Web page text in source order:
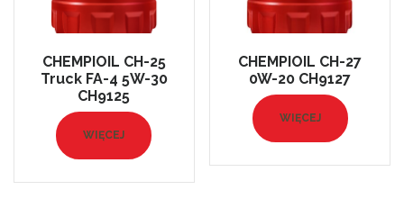
CHEMPIOIL CH-25
Truck FA-4 5W-30
CH9125
WIĘCEJ
CHEMPIOIL CH-27
0W-20 CH9127
WIĘCEJ